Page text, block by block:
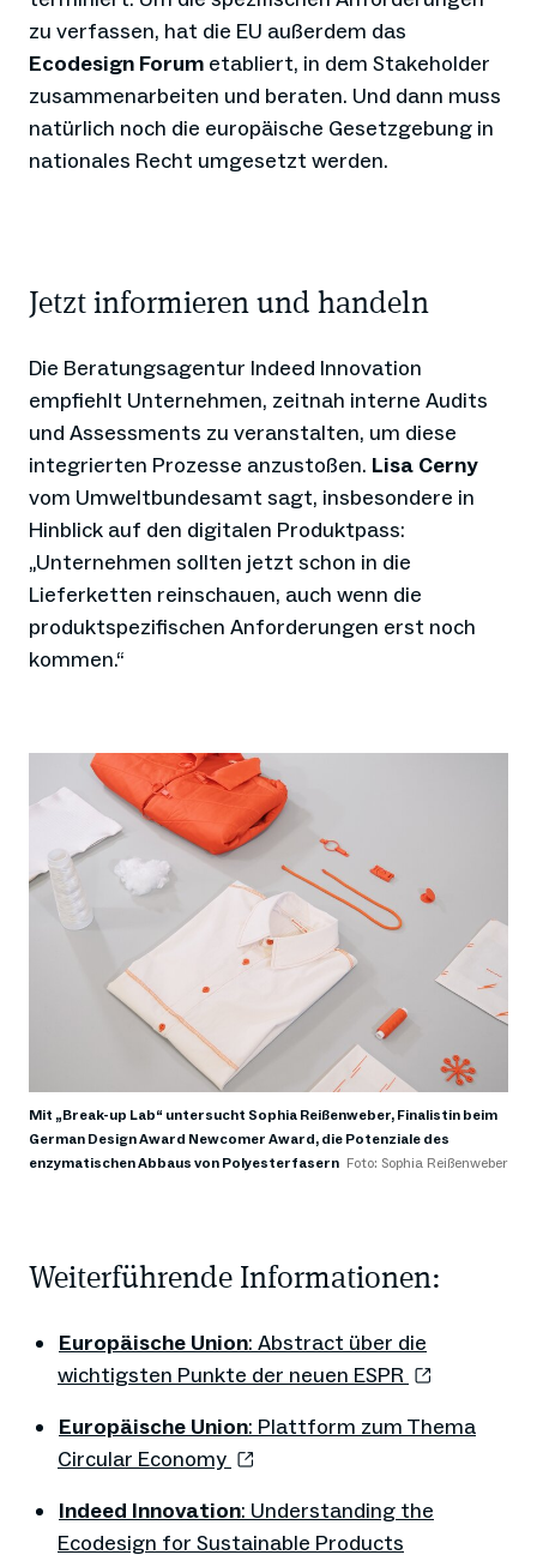
zu verfassen, hat die EU außerdem das
Ecodesign Forum etabliert, in dem Stakeholder
zusammenarbeiten und beraten. Und dann muss
natürlich noch die europäische Gesetzgebung in
nationales Recht umgesetzt werden.
Jetzt informieren und handeln
Die Beratungsagentur Indeed Innovation
empfiehlt Unternehmen, zeitnah interne Audits
und Assessments zu veranstalten, um diese
integrierten Prozesse anzustoßen. Lisa Cerny
vom Umweltbundesamt sagt, insbesondere in
Hinblick auf den digitalen Produktpass:
„Unternehmen sollten jetzt schon in die
Lieferketten reinschauen, auch wenn die
produktspezifischen Anforderungen erst noch
kommen.“
Mit „Break-up Lab“ untersucht Sophia Reißenweber, Finalistin beim
German Design Award Newcomer Award, die Potenziale des
enzymatischen Abbaus von Polyesterfasern Foto: Sophia Reißenweber
Weiterführende Informationen:
Europäische Union: Abstract über die
wichtigsten Punkte der neuen ESPR
Europäische Union: Plattform zum Thema
Circular Economy
Indeed Innovation: Understanding the
Ecodesign for Sustainable Products